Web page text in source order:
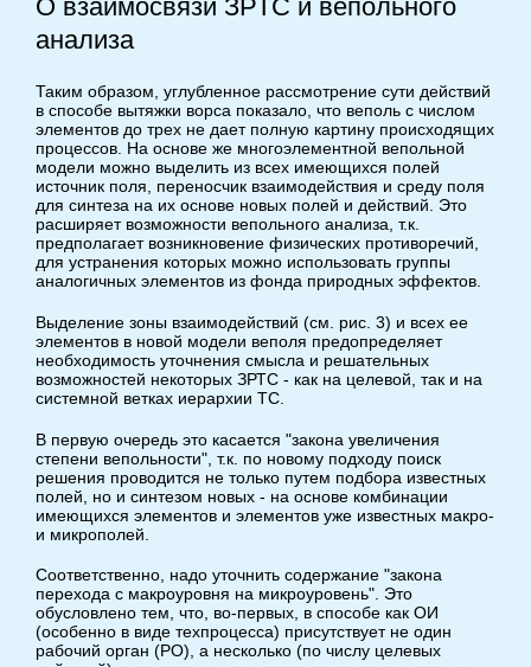
О взаимосвязи ЗРТС и вепольного
анализа
Таким образом, углубленное рассмотрение сути действий
в способе вытяжки ворса показало, что веполь с числом
элементов до трех не дает полную картину происходящих
процессов. На основе же многоэлементной вепольной
модели можно выделить из всех имеющихся полей
источник поля, переносчик взаимодействия и среду поля
для синтеза на их основе новых полей и действий. Это
расширяет возможности вепольного анализа, т.к.
предполагает возникновение физических противоречий,
для устранения которых можно использовать группы
аналогичных элементов из фонда природных эффектов.
Выделение зоны взаимодействий (см. рис. 3) и всех ее
элементов в новой модели веполя предопределяет
необходимость уточнения смысла и решательных
возможностей некоторых ЗРТС - как на целевой, так и на
системной ветках иерархии ТС.
В первую очередь это касается "закона увеличения
степени вепольности", т.к. по новому подходу поиск
решения проводится не только путем подбора известных
полей, но и синтезом новых - на основе комбинации
имеющихся элементов и элементов уже известных макро-
и микрополей.
Соответственно, надо уточнить содержание "закона
перехода с макроуровня на микроуровень". Это
обусловлено тем, что, во-первых, в способе как ОИ
(особенно в виде техпроцесса) присутствует не один
рабочий орган (РО), а несколько (по числу целевых